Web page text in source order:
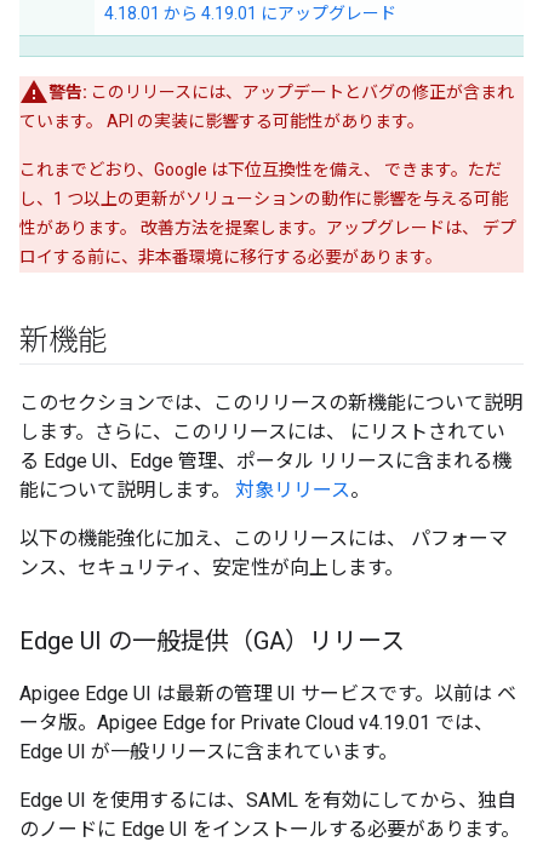
4.18.01 から 4.19.01 にアップグレード
警告: このリリースには、アップデートとバグの修正が含まれ
ています。 API の実装に影響する可能性があります。
これまでどおり、Google は下位互換性を備え、 できます。ただ
し、1 つ以上の更新がソリューションの動作に影響を与える可能
性があります。 改善方法を提案します。アップグレードは、 デプ
ロイする前に、非本番環境に移行する必要があります。
新機能
このセクションでは、このリリースの新機能について説明
します。さらに、このリリースには、 にリストされてい
る Edge UI、Edge 管理、ポータル リリースに含まれる機
能について説明します。 対象リリース。
以下の機能強化に加え、このリリースには、 パフォーマ
ンス、セキュリティ、安定性が向上します。
Edge UI の一般提供（GA）リリース
Apigee Edge UI は最新の管理 UI サービスです。以前は ベ
ータ版。Apigee Edge for Private Cloud v4.19.01 では、
Edge UI が一般リリースに含まれています。
Edge UI を使用するには、SAML を有効にしてから、独自
のノードに Edge UI をインストールする必要があります。